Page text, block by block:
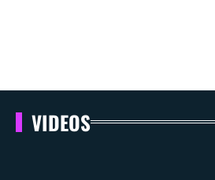
VIDEOS